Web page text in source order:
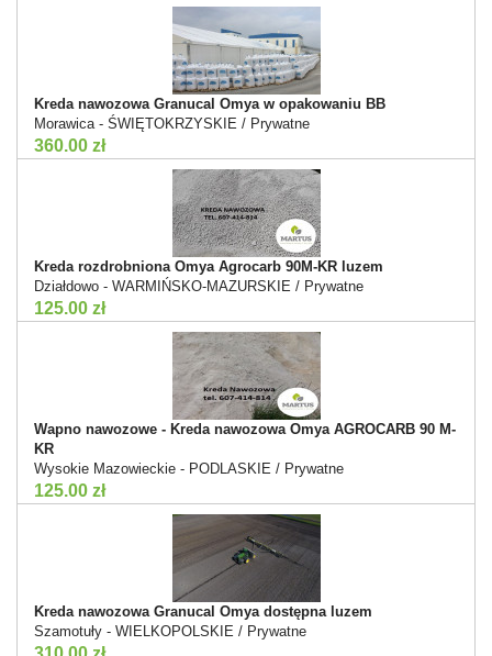
Kreda nawozowa Granucal Omya w opakowaniu BB
Morawica - ŚWIĘTOKRZYSKIE / Prywatne
360.00 zł
Kreda rozdrobniona Omya Agrocarb 90M-KR luzem
Działdowo - WARMIŃSKO-MAZURSKIE / Prywatne
125.00 zł
Wapno nawozowe - Kreda nawozowa Omya AGROCARB 90 M-
KR
Wysokie Mazowieckie - PODLASKIE / Prywatne
125.00 zł
Kreda nawozowa Granucal Omya dostępna luzem
Szamotuły - WIELKOPOLSKIE / Prywatne